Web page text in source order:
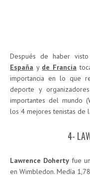
Después de haber
España y de Francia
importancia en lo que
deporte y
importantes del mundo
los 4 mejores tenistas de
4-
Lawrence Doherty fue
en Wimbledon. Medía